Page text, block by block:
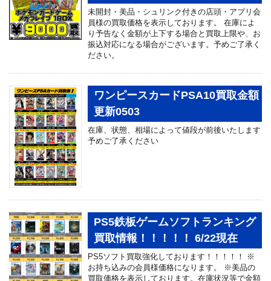
未開封・美品・シュリンク付きの店頭・アプリ会
員様の買取価格を表示しております。 在庫によ
り予告なく金額が上下する場合と買取上限や、お
振込対応になる場合がございます。予めご了承く
ださい。
ワンピースカードPSA10買取金額
更新0503
在庫、状態、相場によって値段が前後いたします
予めご了承ください
PS5鉄板ゲームソフトランキング
買取情報！！！！！ 6/22現在
PS5ソフト買取強化しております！！！！！ ※
お持ち込みの会員様価格になります。 ※美品の
買取価格を表示しております。在庫状況等で金額